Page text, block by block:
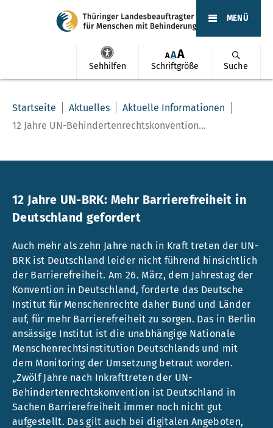
Sehhilfen
AAA
Schriftgröße Suche
MENÜ
Startseite Aktuelles
Aktuelle Informationen
12 Jahre UN-Behindertenrechtskonvention...
12 Jahre UN-BRK: Mehr Barrierefreiheit in
Deutschland gefordert
Auch mehr als zehn Jahre nach in Kraft treten der UN-
BRK ist Deutschland leider nicht führend hinsichtlich
der Barrierefreiheit. Am 26. März, dem Jahrestag der
Konvention in Deutschland, forderte das Deutsche
Institut für Menschenrechte daher Bund und Länder
auf, für mehr Barrierefreiheit zu sorgen. Das in Berlin
ansässige Institut ist die unabhängige Nationale
Menschenrechtsinstitution Deutschlands und mit
dem Monitoring der Umsetzung betraut worden.
„Zwölf Jahre nach Inkrafttreten der UN-
Behindertenrechtskonvention ist Deutschland in
Sachen Barrierefreiheit immer noch nicht gut
aufgestellt. Das gilt auch bei digitalen Angeboten,